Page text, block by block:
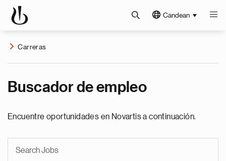
Candean
Carreras
Buscador de empleo
Encuentre oportunidades en Novartis a continuación.